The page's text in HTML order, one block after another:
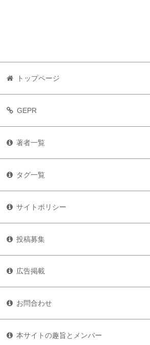
トップページ
GEPR
著者一覧
タグ一覧
サイトポリシー
投稿募集
広告掲載
お問合わせ
本サイトの趣旨とメンバー